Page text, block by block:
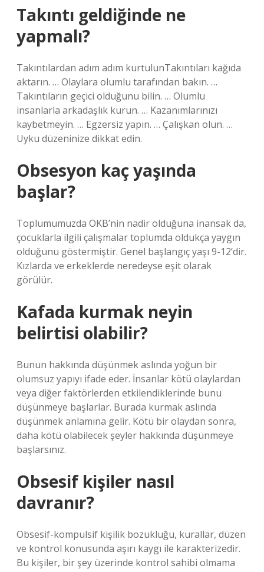
Takıntı geldiğinde ne
yapmalı?
Takıntılardan adım adım kurtulunTakıntıları kağıda
aktarın. … Olaylara olumlu tarafından bakın. …
Takıntıların geçici olduğunu bilin. … Olumlu
insanlarla arkadaşlık kurun. … Kazanımlarınızı
kaybetmeyin. … Egzersiz yapın. … Çalışkan olun. …
Uyku düzeninize dikkat edin.
Obsesyon kaç yaşında
başlar?
Toplumumuzda OKB’nin nadir olduğuna inansak da,
çocuklarla ilgili çalışmalar toplumda oldukça yaygın
olduğunu göstermiştir. Genel başlangıç ​​yaşı 9-12’dir.
Kızlarda ve erkeklerde neredeyse eşit olarak
görülür.
Kafada kurmak neyin
belirtisi olabilir?
Bunun hakkında düşünmek aslında yoğun bir
olumsuz yapıyı ifade eder. İnsanlar kötü olaylardan
veya diğer faktörlerden etkilendiklerinde bunu
düşünmeye başlarlar. Burada kurmak aslında
düşünmek anlamına gelir. Kötü bir olaydan sonra,
daha kötü olabilecek şeyler hakkında düşünmeye
başlarsınız.
Obsesif kişiler nasıl
davranır?
Obsesif-kompulsif kişilik bozukluğu, kurallar, düzen
ve kontrol konusunda aşırı kaygı ile karakterizedir.
Bu kişiler, bir şey üzerinde kontrol sahibi olmama